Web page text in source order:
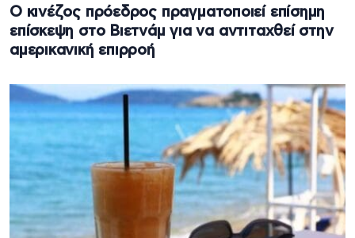
Ο κινέζος πρόεδρος πραγματοποιεί επίσημη
επίσκεψη στο Βιετνάμ για να αντιταχθεί στην
αμερικανική επιρροή